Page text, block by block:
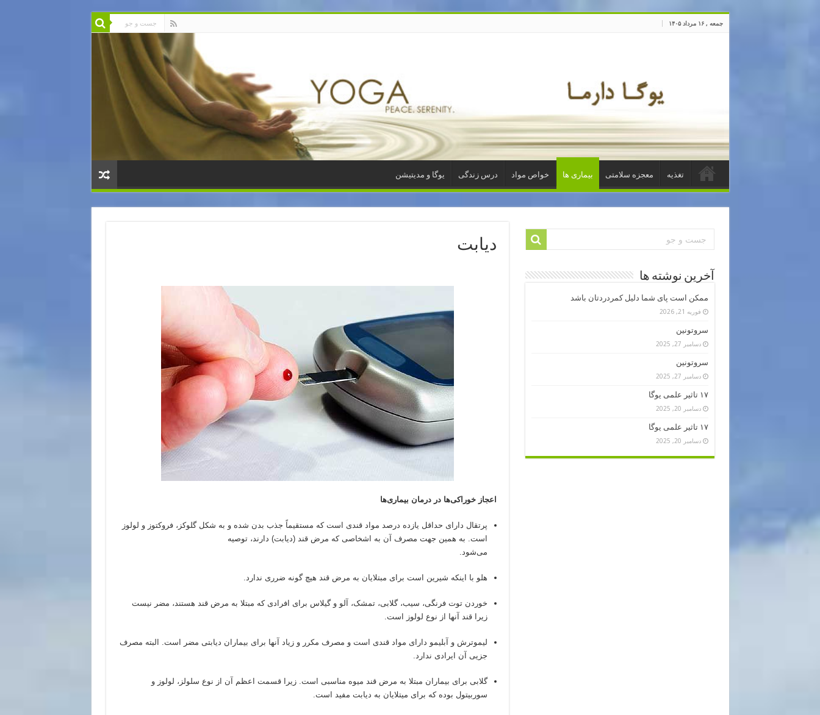
جمعه , ۱۶ مرداد ۱۴۰۵
تغذیه معجزه سلامتی بیماری ها خواص مواد درس زندگی یوگا و مدیتیشن
دیابت
اعجاز خوراکی‌ها در درمان بیماری‌ها
پرتقال دارای حداقل یازده درصد مواد قندی است که مستقیماً جذب بدن شده و به شکل گلوکز، فروکتوز و لولوز
است. به همین جهت مصرف آن به اشخاصی که مرض قند (دیابت) دارند، توصیه
می‌شود.
هلو با اینکه شیرین است برای مبتلایان به مرض قند هیچ گونه ضرری ندارد.
خوردن توت فرنگی، سیب، گلابی، تمشک، آلو و گیلاس برای افرادی که مبتلا به مرض قند هستند، مضر نیست
زیرا قند آنها از نوع لولوز است.
لیموترش و آبلیمو دارای مواد قندی است و مصرف مکرر و زیاد آنها برای بیماران دیابتی مضر است. البته مصرف
جزیی آن ایرادی ندارد.
گلابی برای بیماران مبتلا به مرض قند میوه مناسبی است. زیرا قسمت اعظم آن از نوع سلولز، لولوز و
سوربیتول بوده که برای میتلایان به دیابت مفید است.
آخرین نوشته ها
ممکن است پای شما دلیل کمردردتان باشد
فوریه 21, 2026
سروتونین
دسامبر 27, 2025
سروتونین
دسامبر 27, 2025
۱۷ تاثیر علمی یوگا
دسامبر 20, 2025
۱۷ تاثیر علمی یوگا
دسامبر 20, 2025